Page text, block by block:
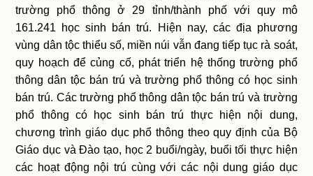
trường phổ thông ở 29 tỉnh/thành phố với quy mô
161.241 học sinh bán trú. Hiện nay, các địa phương
vùng dân tộc thiểu số, miền núi vẫn đang tiếp tục rà soát,
quy hoạch để củng cố, phát triển hệ thống trường phổ
thông dân tộc bán trú và trường phổ thông có học sinh
bán trú. Các trường phổ thông dân tộc bán trú và trường
phổ thông có học sinh bán trú thực hiện nội dung,
chương trình giáo dục phổ thông theo quy định của Bộ
Giáo dục và Đào tạo, học 2 buổi/ngày, buổi tối thực hiện
các hoạt động nội trú cùng với các nội dung giáo dục